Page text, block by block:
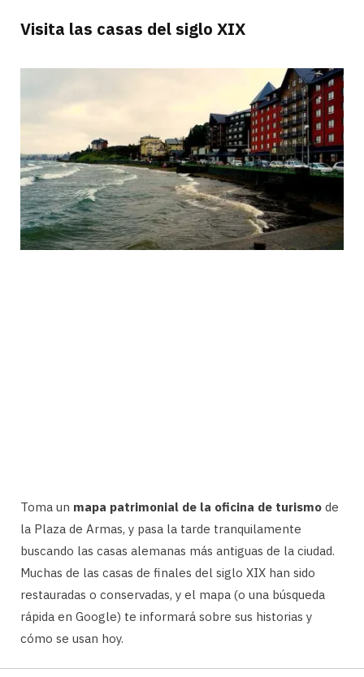
Visita las casas del siglo XIX
Toma un mapa patrimonial de la oficina de turismo de
la Plaza de Armas, y pasa la tarde tranquilamente
buscando las casas alemanas más antiguas de la ciudad.
Muchas de las casas de finales del siglo XIX han sido
restauradas o conservadas, y el mapa (o una búsqueda
rápida en Google) te informará sobre sus historias y
cómo se usan hoy.